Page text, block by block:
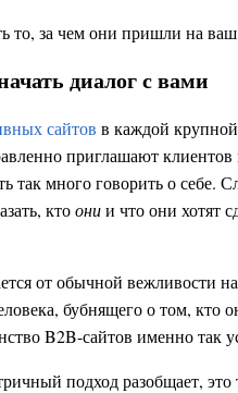
то, за чем они пришли на
диалог с вами
сайтов в каждой
приглашают клиентов
так много говорить о себе.
ктоонии что они хотят
от обычной вежливости
бубнящего о том, кто
B2B-сайтов именно так
подход разобщает, это